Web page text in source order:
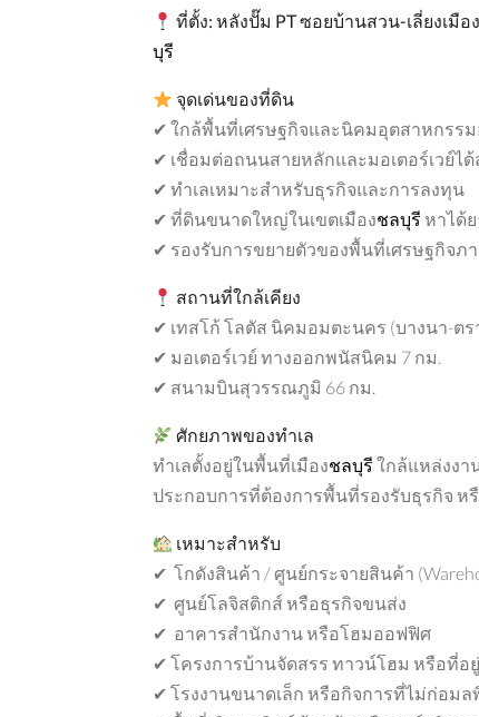
ที่ตั้ง:หลังปั๊ม PTซอยบ้านสวน-เลี่ยงเมือง
บุรี
จุดเด่นของที่ดิน
✔ ใกล้พื้นที่เศรษฐกิจและนิคมอุตสาหกรร
✔ เชื่อมต่อถนนสายหลักและมอเตอร์เวย์ได้
✔ ทำเลเหมาะสำหรับธุรกิจและการลงทุน
✔ ที่ดินขนาดใหญ่ในเขตเมืองชลบุรี หาได้
✔ รองรับการขยายตัวของพื้นที่เศรษฐกิจภ
สถานที่ใกล้เคียง
✔ เทสโก้ โลตัส นิคมอมตะนคร (บางนา-ตร
✔ มอเตอร์เวย์ ทางออกพนัสนิคม 7 กม.
✔ สนามบินสุวรรณภูมิ 66 กม.
ศักยภาพของทำเล
ทำเลตั้งอยู่ในพื้นที่เมืองชลบุรี ใกล้แหล่งงา
ประกอบการที่ต้องการพื้นที่รองรับธุรกิจ ห
เหมาะสำหรับ
✔ โกดังสินค้า / ศูนย์กระจายสินค้า
✔ ศูนย์โลจิสติกส์ หรือธุรกิจขนส่ง
✔ อาคารสำนักงาน หรือโฮมออฟฟิศ
✔ โครงการบ้านจัดสรร ทาวน์โฮม หรือที่อ
✔ โรงงานขนาดเล็ก หรือกิจการที่ไม่ก่อม
฿28,000,000
2,405,498 THB per Rai